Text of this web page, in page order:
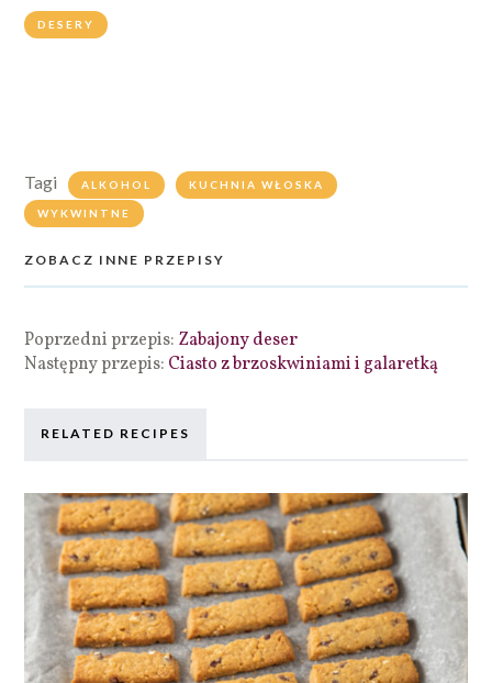
DESERY
Tagi ALKOHOL KUCHNIA WŁOSKA
WYKWINTNE
ZOBACZ INNE PRZEPISY
Poprzedni przepis: Zabajony deser
Następny przepis: Ciasto z brzoskwiniami i galaretką
RELATED RECIPES